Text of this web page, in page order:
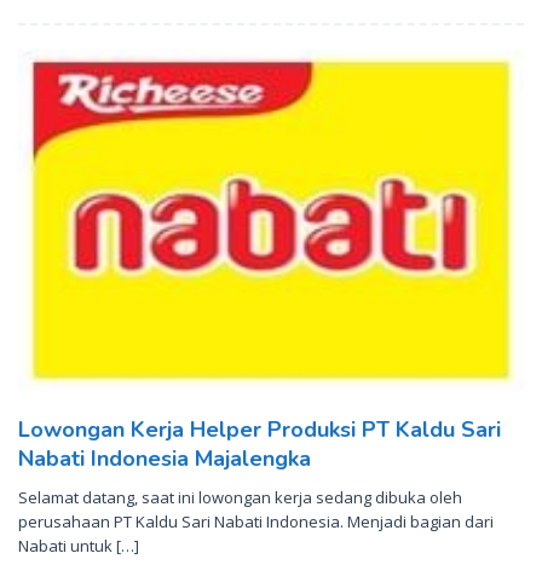
Lowongan Kerja Helper Produksi PT Kaldu Sari
Nabati Indonesia Majalengka
Selamat datang, saat ini lowongan kerja sedang dibuka oleh
perusahaan PT Kaldu Sari Nabati Indonesia. Menjadi bagian dari
Nabati untuk […]